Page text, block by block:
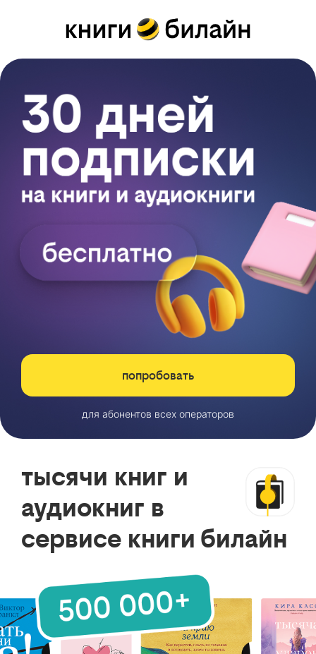
попробовать
для абонентов всех операторов
тысячи книг и
аудиокниг в
сервисе книги билайн